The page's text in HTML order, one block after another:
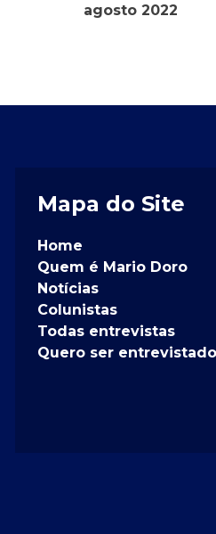
agosto 2022
Mapa do Site
Home
Quem é Mario Doro
Notícias
Colunistas
Todas entrevistas
Quero ser entrevistado